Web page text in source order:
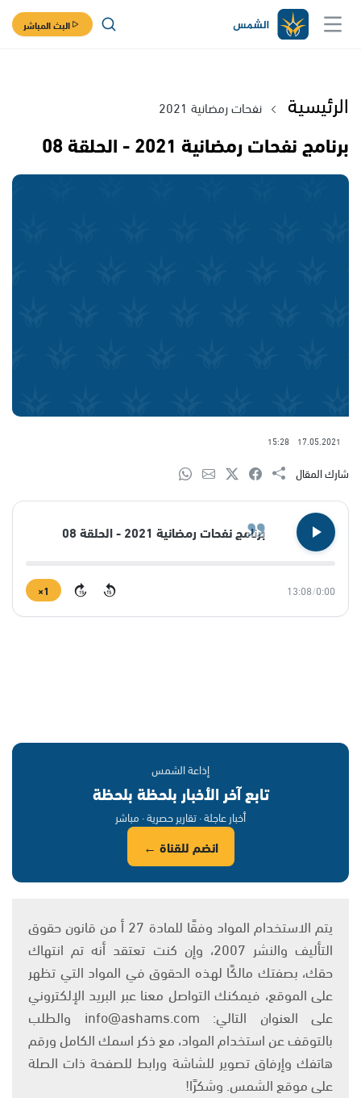
البث المباشر
الرئيسية نفحات رمضانية 2021
برنامج نفحات رمضانية 2021 - الحلقة 08
17.05.2021
15:28
شارك المقال
برنامج نفحات رمضانية 2021 - الحلقة 08
0:00
/
13:08
15
15
1×
إذاعة الشمس
تابع آخر الأخبار بلحظة بلحظة
أخبار عاجلة · تقارير حصرية · مباشر
انضم للقناة ←
يتم الاستخدام المواد وفقًا للمادة 27 أ من قانون حقوق
التأليف والنشر 2007، وإن كنت تعتقد أنه تم انتهاك
حقك، بصفتك مالكًا لهذه الحقوق في المواد التي تظهر
على الموقع، فيمكنك التواصل معنا عبر البريد الإلكتروني
على العنوان التالي: info@ashams.com والطلب
بالتوقف عن استخدام المواد، مع ذكر اسمك الكامل ورقم
هاتفك وإرفاق تصوير للشاشة ورابط للصفحة ذات الصلة
على موقع الشمس. وشكرًا!